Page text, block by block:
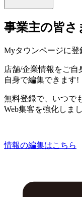
事業主の皆さ
Myタウンページに登
店舗/企業情報をご自
自身で編集できます!
無料登録で、いつで
Web集客を強化しまし
情報の編集はこちら